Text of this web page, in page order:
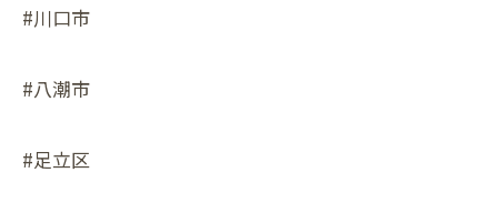
#川口市
#八潮市
#足立区